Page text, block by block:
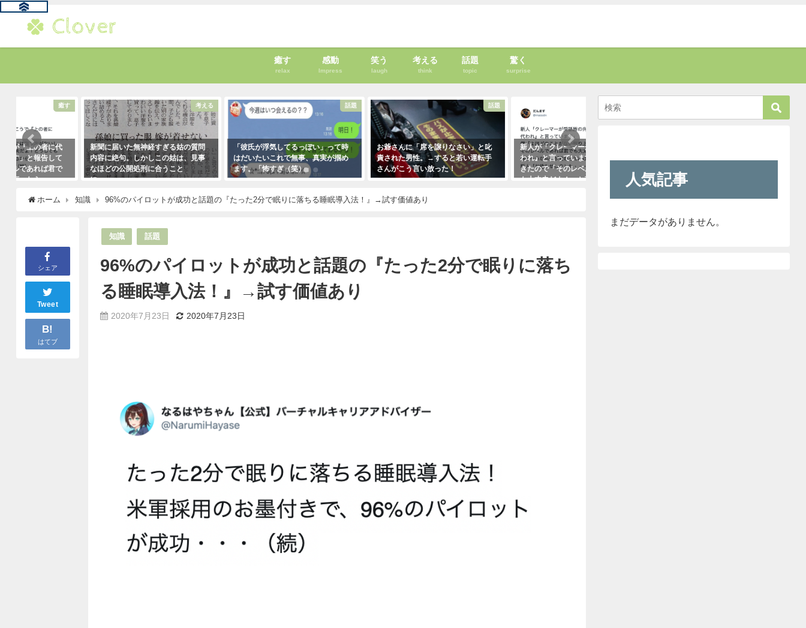
癒す
relax
感動
Impress
笑う
laugh
考える
think
話題
topic
驚く
surprise
考える
新聞に届いた無神経すぎる姑の質問
内容に絶句。しかしこの姑は、見事
なほどの公開処刑に合うこと
に・・・
「彼氏が浮気してるっぽい」って時
はだいたいこれで無事、真実が掴め
ます。「怖すぎ（笑）」
お爺さんに「席を譲りなさい」と叱
責された男性。→すると若い運転手
さんがこう言い放った！
新人が「クレーマーが『上の者に代
われ』と言っています」と報告して
きたので「そのレベルであれば君で
も大丈夫だよ！」と言ったら・・・
ホーム 知識 96%のパイロットが成功と話題の『たった2分で眠りに落ちる睡眠導入法！』→試す価値あり
シェア
Tweet
B!
はてブ
知識 話題
96%のパイロットが成功と話題の『たった2分で眠りに落ち
る睡眠導入法！』→試す価値あり
2020年7月23日 2020年7月23日
人気記事
まだデータがありません。